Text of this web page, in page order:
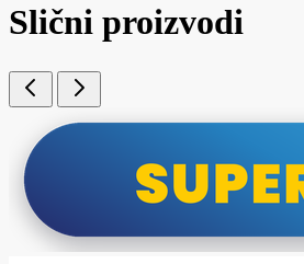
Slični proizvodi